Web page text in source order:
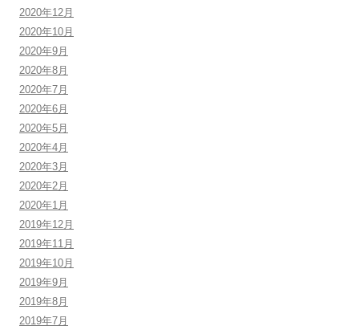
2020年12月
2020年10月
2020年9月
2020年8月
2020年7月
2020年6月
2020年5月
2020年4月
2020年3月
2020年2月
2020年1月
2019年12月
2019年11月
2019年10月
2019年9月
2019年8月
2019年7月